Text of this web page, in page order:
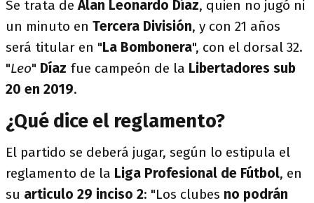
Se trata de Alan Leonardo Díaz, quien no jugó ni
un minuto en Tercera División, y con 21 años
será titular en "La Bombonera", con el dorsal 32.
"Leo" Díaz fue campeón de la Libertadores sub
20 en 2019.
¿Qué dice el reglamento?
El partido se deberá jugar, según lo estipula el
reglamento de la Liga Profesional de Fútbol, en
su articulo 29 inciso 2: "Los clubes no podrán